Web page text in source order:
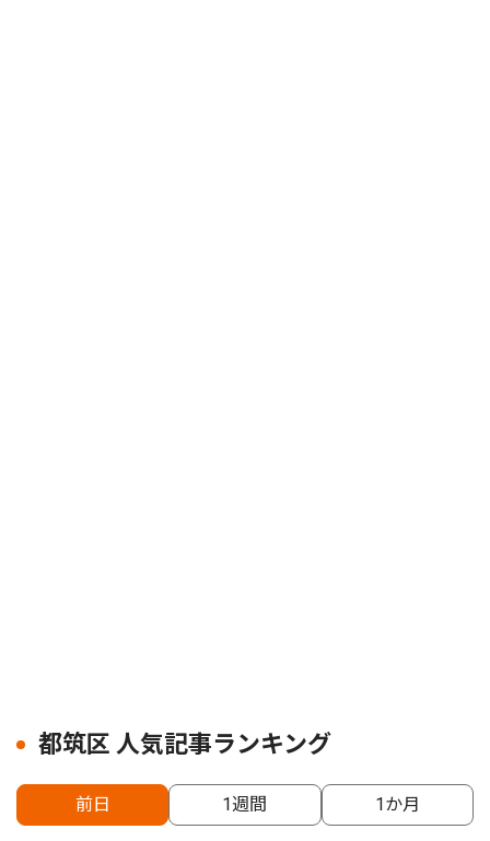
都筑区 人気記事ランキング
前日 1週間 1か月